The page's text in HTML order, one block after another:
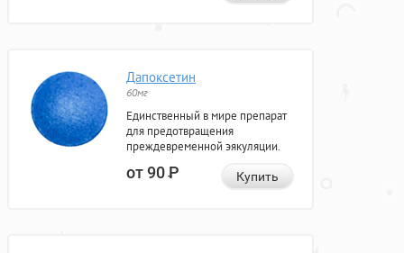
Дапоксетин
60мг
Единственный в мире препарат
для предотвращения
преждевременной эякуляции.
от 90Р Купить